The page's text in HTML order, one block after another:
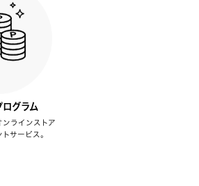
ログラム
ラインストア
サービス。